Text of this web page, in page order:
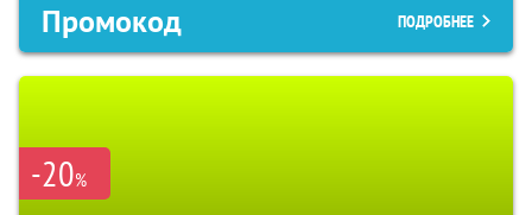
Промокод ПОДРОБНЕЕ
-20%